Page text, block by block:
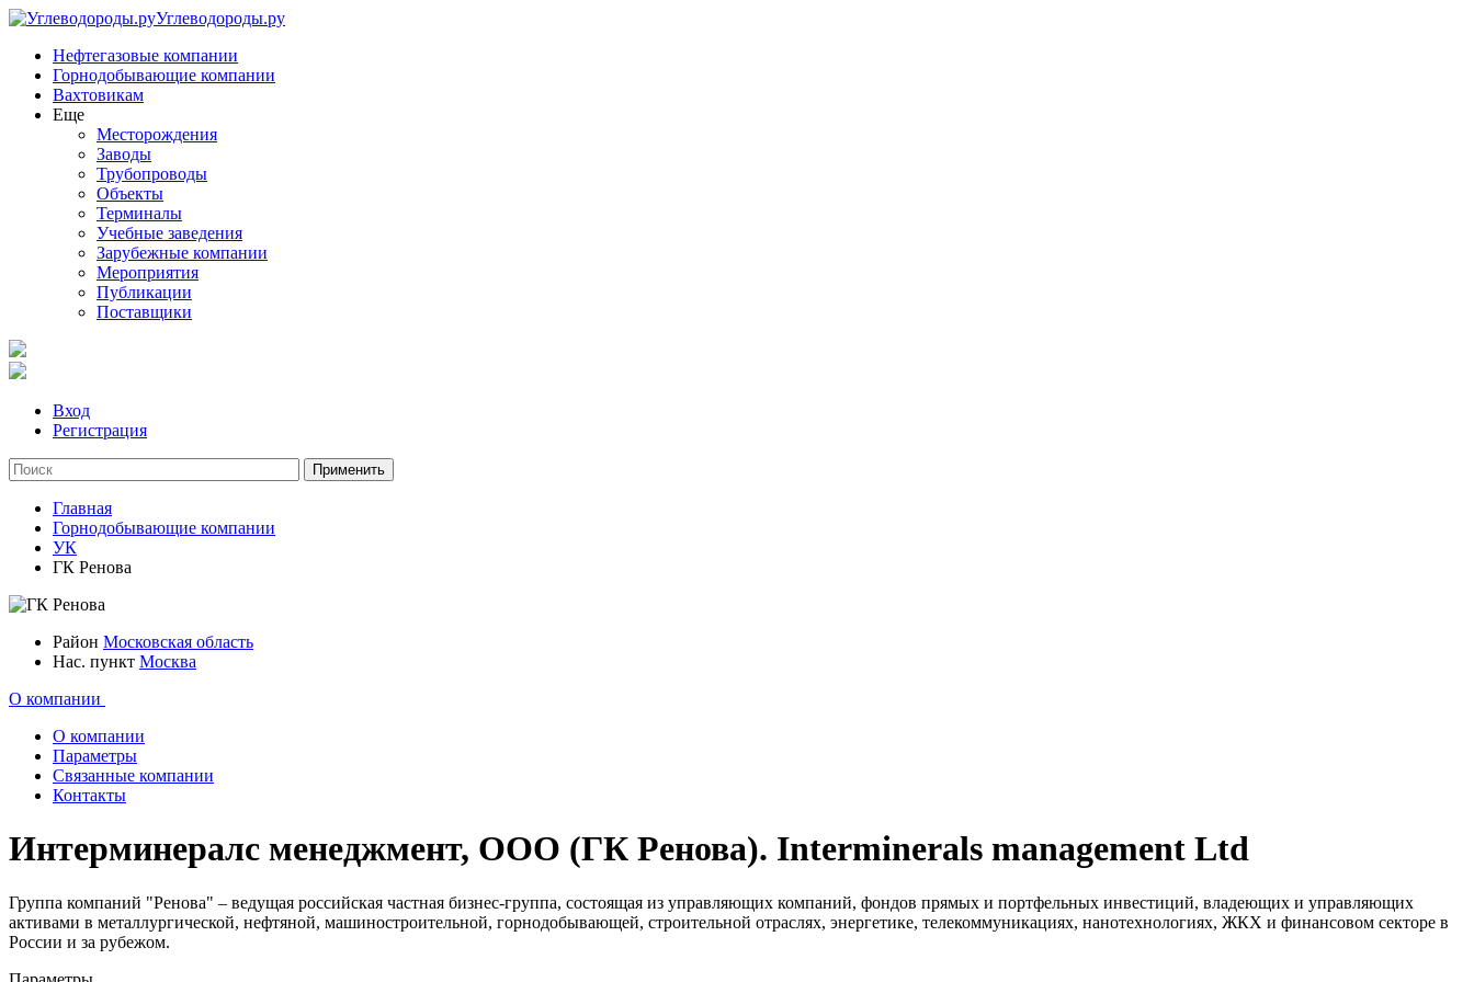
Углеводороды.ру
Нефтегазовые компании
Горнодобывающие компании
Вахтовикам
Еще
Месторождения
Заводы
Трубопроводы
Объекты
Терминалы
Учебные заведения
Зарубежные компании
Мероприятия
Публикации
Поставщики
Вход
Регистрация
Главная
Горнодобывающие компании
УК
ГК Ренова
Район Московская область
Нас. пункт Москва
О компании
О компании
Параметры
Связанные компании
Контакты
Интерминералс менеджмент, ООО (ГК Ренова). Interminerals management Ltd
Группа компаний "Ренова" – ведущая российская частная бизнес-группа, состоящая из управляющих компаний, фондов прямых и портфельных инвестиций, владеющих и управляющих
активами в металлургической, нефтяной, машиностроительной, горнодобывающей, строительной отраслях, энергетике, телекоммуникациях, нанотехнологиях, ЖКХ и финансовом секторе в
России и за рубежом.